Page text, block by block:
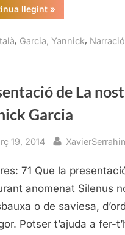
llegint“La
nostra
Yannick
»
, Garcia, Yannick,
de La
Garcia
19, 2014 By
71 Que la
anomenat Silenus
o de saviesa,
Potser t’ajuda a fer-